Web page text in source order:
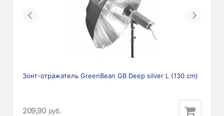
Previous Next
Зонт-отражатель GreenBean GB Deep silver L (130 cm)
209,90 руб.